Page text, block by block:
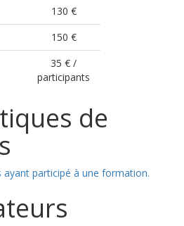
130 €
150 €
35 € /
participants
de
participé à une formation.